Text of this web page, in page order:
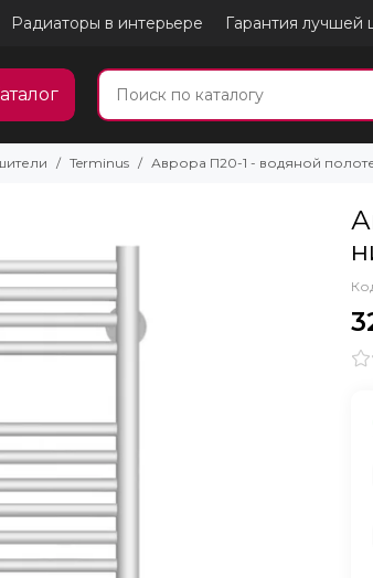
Радиаторы в интерьере Гарантия лучшей
Terminus Аврора П20-1 - водяной